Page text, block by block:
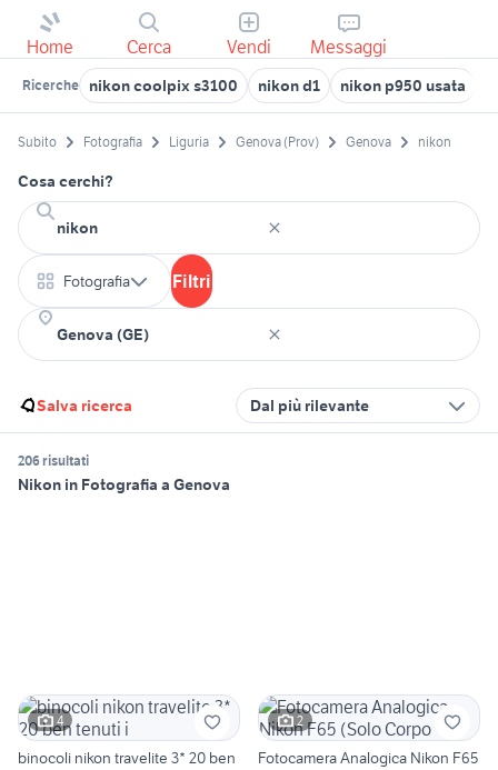
Home Cerca Vendi Messaggi
Ricerche nikon coolpix s3100 nikon d1 nikon p950 usata
Subito Fotografia Liguria Genova (Prov) Genova nikon
Cosa cerchi?
Fotografia Filtri
Salva ricerca Dal più rilevante
206 risultati
Nikon in Fotografia a Genova
4
binocoli nikon travelite 3* 20 ben
2
Fotocamera Analogica Nikon F65